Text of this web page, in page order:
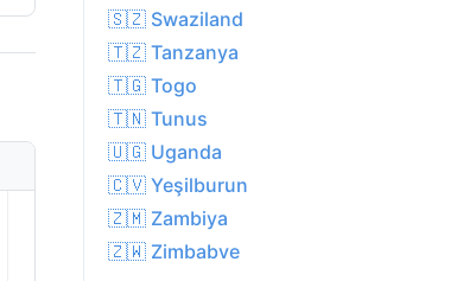
21
🇸🇿 Swaziland
🇹🇿 Tanzanya
🇹🇬 Togo
🇹🇳 Tunus
🇺🇬 Uganda
🇨🇻 Yeşilburun
🇿🇲 Zambiya
🇿🇼 Zimbabve